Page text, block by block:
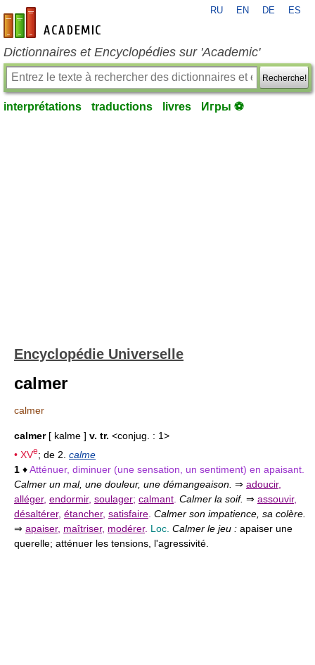
fr-academic.com
RU EN DE ES
Dictionnaires et Encyclopédies sur 'Academic'
Recherche!
interprétations traductions livres Игры ⚽
Encyclopédie Universelle
calmer
calmer
calmer[ kalme ] v. tr. <conjug. : 1>
• XVe; de 2. calme
1 ♦Atténuer, diminuer (une sensation, un sentiment) en apaisant.
Calmer un mal, une douleur, une démangeaison. ⇒ adoucir,
alléger, endormir, soulager; calmant Calmer la soif. ⇒ assouvir,
désaltérer, étancher, satisfaire Calmer son impatience, sa colère.
⇒ apaiser, maîtriser, modérer. Loc. Calmer le jeu : apaiser une
querelle; atténuer les tensions, l'agressivité.